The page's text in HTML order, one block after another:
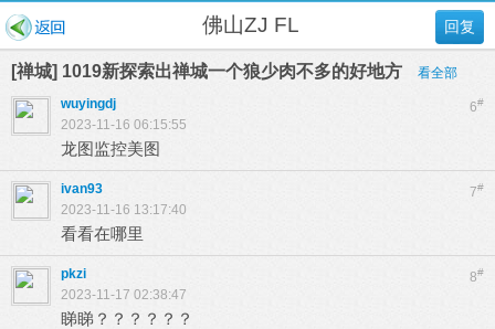
回复
佛山ZJ FL
[禅城] 1019新探索出禅城一个狼少肉不多的好地方 看全部
6#
wuyingdj
2023-11-16 06:15:55
龙图监控美图
7#
ivan93
2023-11-16 13:17:40
看看在哪里
8#
pkzi
2023-11-17 02:38:47
睇睇？？？？？？